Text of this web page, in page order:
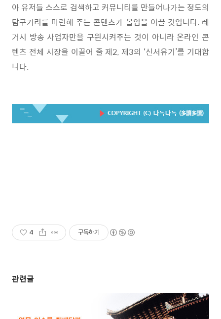
아 유저들 스스로 검색하고 커뮤니티를 만들어나가는 정도의
탐구거리를 마련해 주는 콘텐츠가 몰입을 이끌 것입니다. 레
거시 방송 사업자만을 구원시켜주는 것이 아니라 온라인 콘
텐츠 전체 시장을 이끌어 줄 제2, 제3의 ‘신서유기’를 기대합
니다.
4 구독하기
관련글